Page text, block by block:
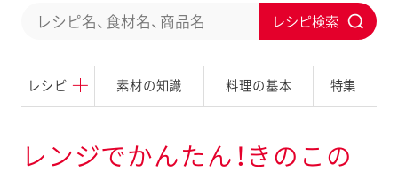
レシピ 素材の知識 料理の基本 特集
d
c
b
レンジでかんたん！きのこの